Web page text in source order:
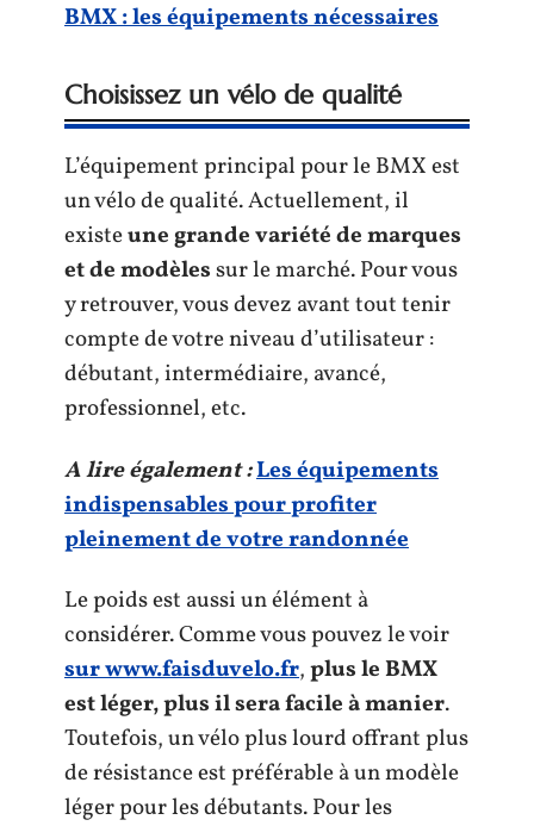
BMX : les équipements nécessaires
Choisissez un vélo de qualité
L’équipement principal pour le BMX est
un vélo de qualité. Actuellement, il
existeune grande variété de marques
et de modèlessur le marché. Pour vous
y retrouver, vous devez avant tout tenir
compte de votre niveau d’utilisateur :
débutant, intermédiaire, avancé,
professionnel, etc.
A lire également :Les équipements
indispensables pour profiter
pleinement de votre randonnée
Le poids est aussi un élément à
considérer. Comme vous pouvez le voir
sur www.faisduvelo.fr,plus le BMX
est léger, plus il sera facile à manier.
Toutefois, un vélo plus lourd offrant plus
de résistance est préférable à un modèle
léger pour les débutants. Pour les